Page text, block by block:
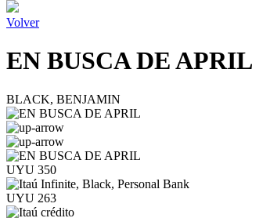
Volver
EN BUSCA DE APRIL
BLACK, BENJAMIN
UYU 350
UYU 263